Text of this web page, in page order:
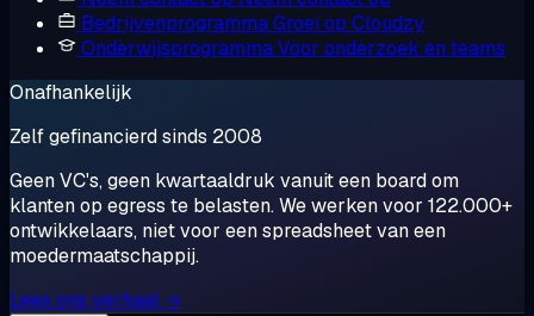
BedrijvenprogrammaGroei op Cloudzy
OnderwijsprogrammaVoor onderzoek en teams
Onafhankelijk
Zelf gefinancierd sinds 2008
Geen VC's, geen kwartaaldruk vanuit een board om
klanten op egress te belasten. We werken voor 122.000+
ontwikkelaars, niet voor een spreadsheet van een
moedermaatschappij.
Lees ons verhaal →